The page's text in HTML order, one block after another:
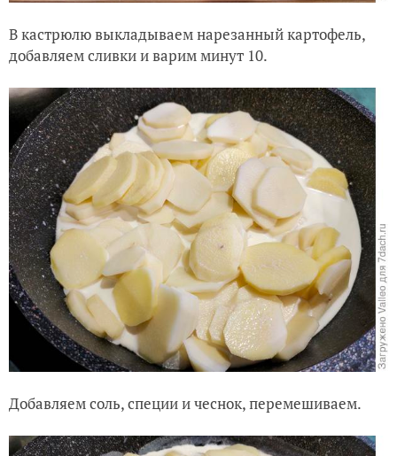
В кастрюлю выкладываем нарезанный картофель,
добавляем сливки и варим минут 10.
Добавляем соль, специи и чеснок, перемешиваем.